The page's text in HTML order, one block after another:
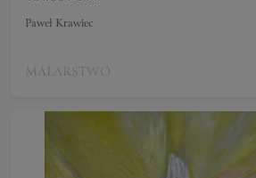
Paweł Krawiec
MALARSTWO